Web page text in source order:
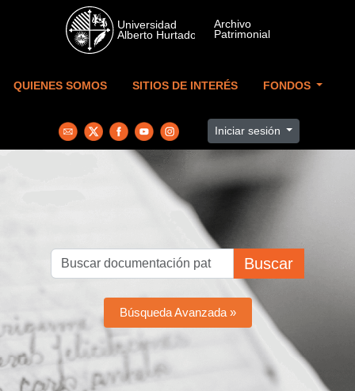
Skip to main content
QUIENES SOMOS SITIOS DE INTERÉS FONDOS
Iniciar sesión
Buscar
Búsqueda Avanzada »